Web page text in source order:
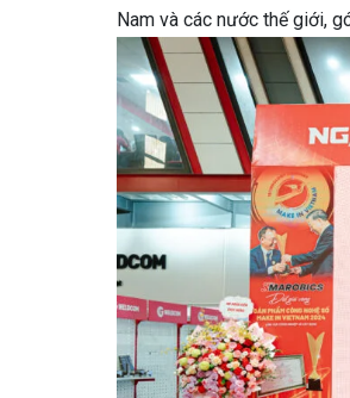
Nam và các nước thế giới,